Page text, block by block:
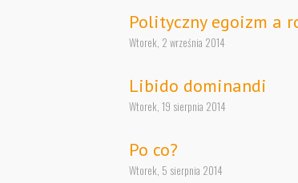
Polityczny egoizm a
Wtorek, 2 września 2014
Libido dominandi
Wtorek, 19 sierpnia 2014
Po co?
Wtorek, 5 sierpnia 2014